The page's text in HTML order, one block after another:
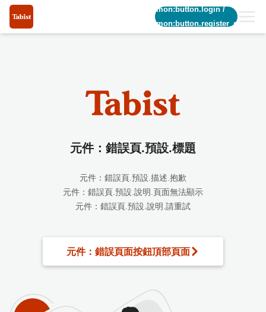
common:button.login/
common:button.register_short
元件：錯誤頁.預設.標題
元件：錯誤頁.預設.描述.抱歉
元件：錯誤頁.預設.說明.頁面無法顯示
元件：錯誤頁.預設.說明.請重試
元件：錯誤頁面按鈕頂部頁面